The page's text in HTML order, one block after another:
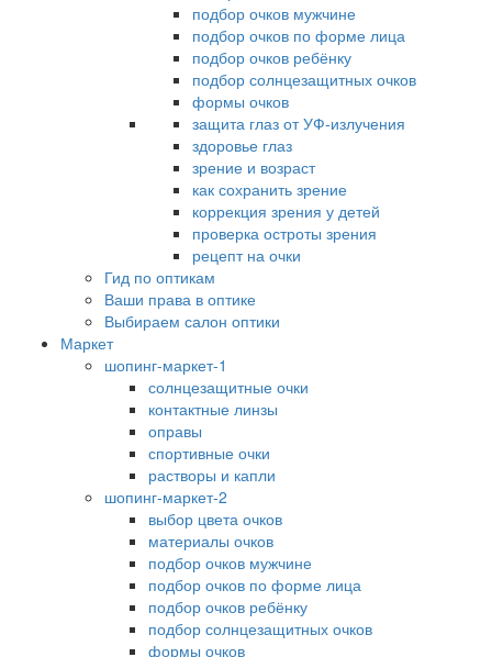
подбор очков мужчине
подбор очков по форме лица
подбор очков ребёнку
подбор солнцезащитных очков
формы очков
защита глаз от УФ-излучения
здоровье глаз
зрение и возраст
как сохранить зрение
коррекция зрения у детей
проверка остроты зрения
рецепт на очки
Гид по оптикам
Ваши права в оптике
Выбираем салон оптики
Маркет
шопинг-маркет-1
солнцезащитные очки
контактные линзы
оправы
спортивные очки
растворы и капли
шопинг-маркет-2
выбор цвета очков
материалы очков
подбор очков мужчине
подбор очков по форме лица
подбор очков ребёнку
подбор солнцезащитных очков
формы очков